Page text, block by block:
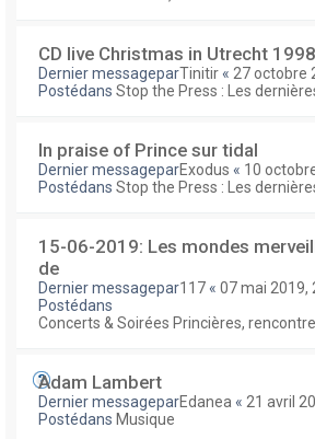
CD live Christmas in Utrecht 1998
Dernier messageparTinitir « 27 octobre
Postédans Stop the Press : Les
In praise of Prince sur tidal
Dernier messageparExodus « 10
Postédans Stop the Press : Les
15-06-2019: Les mondes
de
Dernier messagepar117 « 07 mai 2019,
Postédans
Concerts & Soirées Princières,
Adam Lambert
Dernier messageparEdanea « 21 avril
Postédans Musique